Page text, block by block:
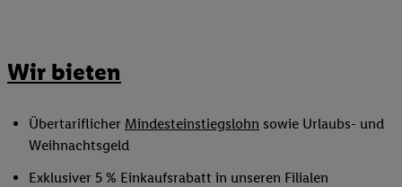
Wir bieten
Übertariflicher Mindesteinstiegslohn sowie Urlaubs- und
Weihnachtsgeld
Exklusiver 5 % Einkaufsrabatt in unseren Filialen